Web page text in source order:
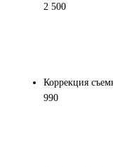
2 500
Коррекция
990